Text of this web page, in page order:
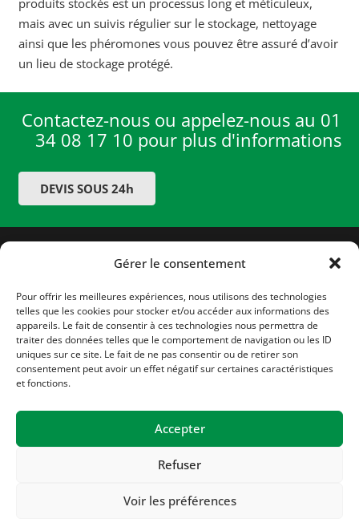
Gérer le consentement
Pour offrir les meilleures expériences, nous utilisons des technologies
telles que les cookies pour stocker et/ou accéder aux informations des
appareils. Le fait de consentir à ces technologies nous permettra de
traiter des données telles que le comportement de navigation ou les ID
uniques sur ce site. Le fait de ne pas consentir ou de retirer son
consentement peut avoir un effet négatif sur certaines caractéristiques
et fonctions.
Accepter
Refuser
Voir les préférences
produits stockés est un processus long et méticuleux,
mais avec un suivis régulier sur le stockage, nettoyage
ainsi que les phéromones vous pouvez être assuré d’avoir
un lieu de stockage protégé.
Contactez-nous ou appelez-nous au 01
34 08 17 10 pour plus d'informations
DEVIS SOUS 24h